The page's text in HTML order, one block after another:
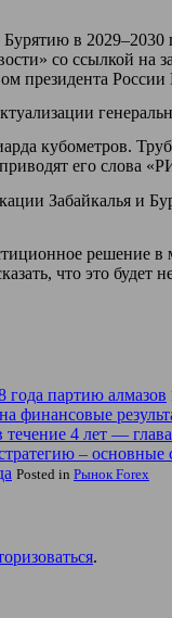
в
со ссылкой на
президента
кубометров.
его слова
Забайкалья и
решение
что это будет
года партию алмазов
финансовые
течение 4 лет —
– основные
Posted in Рынок Forex
.